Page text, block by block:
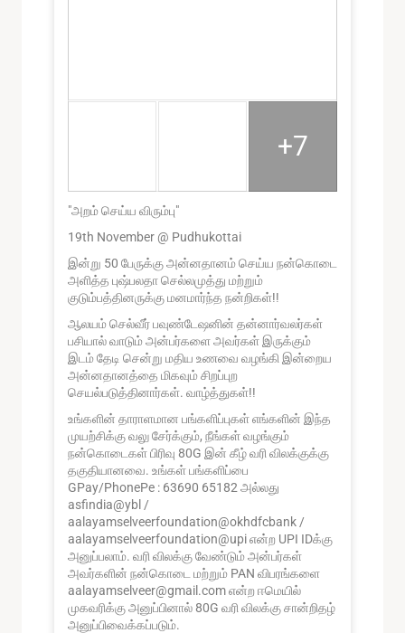
+7
"அறம் செய்ய விரும்பு"
19th November @ Pudhukottai
இன்று 50 பேருக்கு அன்னதானம் செய்ய நன்கொடை
அளித்த புஷ்பலதா செல்லமுத்து மற்றும்
குடும்பத்தினருக்கு மனமார்ந்த நன்றிகள்!!
ஆலயம் செல்வீர் பவுண்டேஷனின் தன்னார்வலர்கள்
பசியால் வாடும் அன்பர்களை அவர்கள் இருக்கும்
இடம் தேடி சென்று மதிய உணவை வழங்கி இன்றைய
அன்னதானத்தை மிகவும் சிறப்புற
செயல்படுத்தினார்கள். வாழ்த்துகள்!!
உங்களின் தாராளமான பங்களிப்புகள் எங்களின் இந்த
முயற்சிக்கு வலு சேர்க்கும், நீங்கள் வழங்கும்
நன்கொடைகள் பிரிவு 80G இன் கீழ் வரி விலக்குக்கு
தகுதியானவை. உங்கள் பங்களிப்பை
GPay/PhonePe : 63690 65182 அல்லது
asfindia@ybl /
aalayamselveerfoundation@okhdfcbank /
aalayamselveerfoundation@upi என்ற UPI IDக்கு
அனுப்பலாம். வரி விலக்கு வேண்டும் அன்பர்கள்
அவர்களின் நன்கொடை மற்றும் PAN விபரங்களை
aalayamselveer@gmail.com என்ற ஈமெயில்
முகவரிக்கு அனுப்பினால் 80G வரி விலக்கு சான்றிதழ்
அனுப்பிவைக்கப்படும்.